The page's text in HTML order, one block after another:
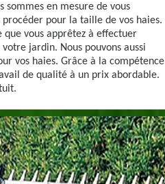
sommes en mesure de vous
pour la taille de vos haies.
vous apprêtez à effectuer
jardin. Nous pouvons aussi
vos haies. Grâce à la compétence
de qualité à un prix abordable.